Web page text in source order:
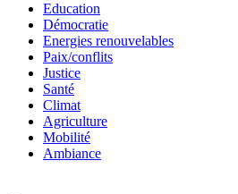
Education
Démocratie
Energies renouvelables
Paix/conflits
Justice
Santé
Climat
Agriculture
Mobilité
Ambiance